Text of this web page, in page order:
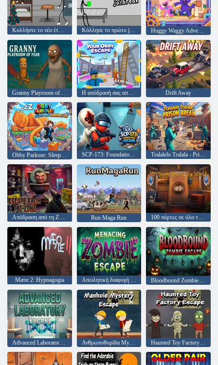
Κόλλησε το πρώτο jailbreak Huggy Waggy Adventure
Η απόδρασή σας από τον Όμπι Drift Away
Obby Parkour: Sleeping Brainrots SCP-173: Foundation Escape Tralalelo Tralala - Prison Break
Απόδραση από τη Ζώνη Run Maga Run 100 πόρτες σε όλο τον κόσμο
Mære 2: Hypnagogia Bloodbound Zombie Escape
Ανθρωποθυρίδα Mystery Escape